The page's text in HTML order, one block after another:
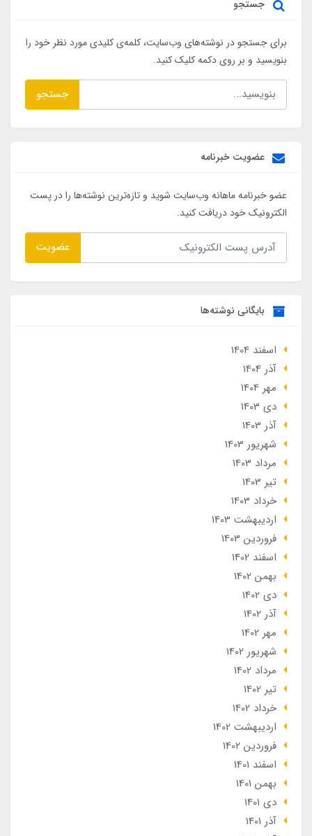
جستجو
برای جستجو در نوشته‌های وب‌سایت، کلمه‌ی کلیدی مورد نظر خود را
بنویسید و بر روی دکمه کلیک کنید.
جستجو
عضویت خبرنامه
عضو خبرنامه ماهانه وب‌سایت شوید و تازه‌ترین نوشته‌ها را در پست
الکترونیک خود دریافت کنید.
عضویت
بایگانی نوشته‌ها
اسفند 1404
آذر 1404
مهر 1404
دی 1403
آذر 1403
شهریور 1403
مرداد 1403
تير 1403
خرداد 1403
ارديبهشت 1403
فروردین 1403
اسفند 1402
بهمن 1402
دی 1402
آذر 1402
مهر 1402
شهریور 1402
مرداد 1402
تير 1402
خرداد 1402
ارديبهشت 1402
فروردین 1402
اسفند 1401
بهمن 1401
دی 1401
آذر 1401